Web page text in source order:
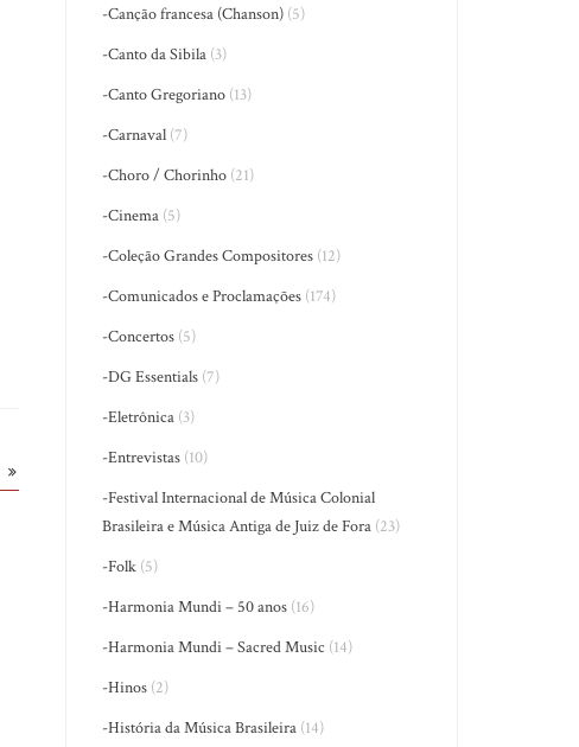
-Canção francesa (Chanson) (5)
-Canto da Sibila (3)
-Canto Gregoriano (13)
-Carnaval (7)
-Choro / Chorinho (21)
-Cinema (5)
-Coleção Grandes Compositores (12)
-Comunicados e Proclamações (174)
-Concertos (5)
-DG Essentials (7)
-Eletrônica (3)
-Entrevistas (10)
-Festival Internacional de Música Colonial
Brasileira e Música Antiga de Juiz de Fora (23)
-Folk (5)
-Harmonia Mundi – 50 anos (16)
-Harmonia Mundi – Sacred Music (14)
-Hinos (2)
-História da Música Brasileira (14)